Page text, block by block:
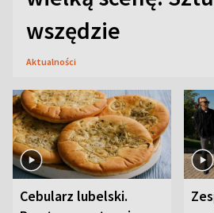
wszędzie
Aktualności
Cebularz lubelski.